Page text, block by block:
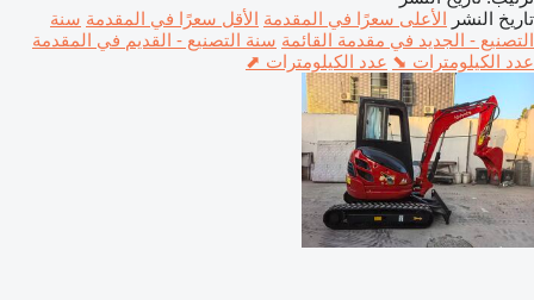
تاريخ النشر الأعلى سعرًا في المقدمة الأقل سعرًا في المقدمة سنة
التصنيع - الجديد في مقدمة القائمة سنة التصنيع - القديم في المقدمة
عدد الكيلومترات ⬊ عدد الكيلومترات ⬈